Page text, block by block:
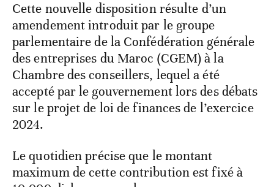
Cette nouvelle disposition résulte d’un
amendement introduit par le groupe
parlementaire de la Confédération générale
des entreprises du Maroc (CGEM) à la
Chambre des conseillers, lequel a été
accepté par le gouvernement lors des débats
sur le projet de loi de finances de l’exercice
2024.
Le quotidien précise que le montant
maximum de cette contribution est fixé à